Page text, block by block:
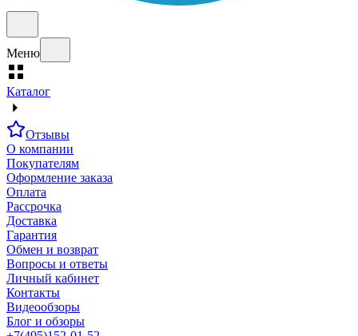
Меню
Каталог
Отзывы
О компании
Покупателям
Оформление заказа
Оплата
Рассрочка
Доставка
Гарантия
Обмен и возврат
Вопросы и ответы
Личный кабинет
Контакты
Видеообзоры
Блог и обзоры